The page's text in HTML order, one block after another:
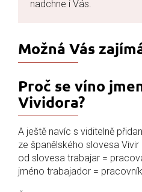
nadchne i Vás.
Možná Vás
Proč se víno
Vividora?
A ještě navíc s viditelně
ze španělského slovesa
od slovesa trabajar =
jméno trabajador =